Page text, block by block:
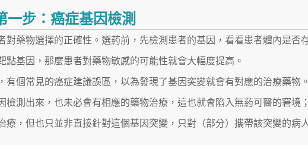
一步：癌症基因檢測
對藥物選擇的正確性。選葯前，先檢測患者的基因，看看患者體內是否
點基因，那麼患者對藥物敏感的可能性就會大幅度提高。
有個常見的癌症建議誤區，以為發現了基因突變就會有對應的治療藥物
檢測出來，也未必會有相應的藥物治療，這也就會陷入無葯可醫的窘境
療，但也只並非直接針對這個基因突變，只對（部分）攜帶該突變的病